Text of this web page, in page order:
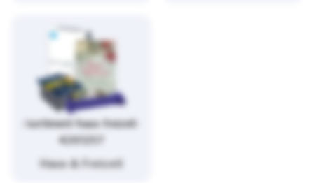
/sortiment/haus-freizeit-
4261257
Haus & Freizeit